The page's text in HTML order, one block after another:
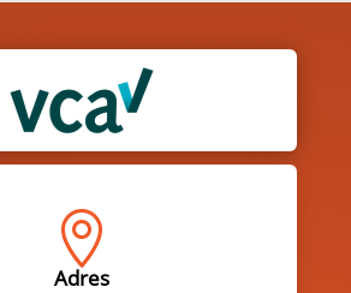

Adres